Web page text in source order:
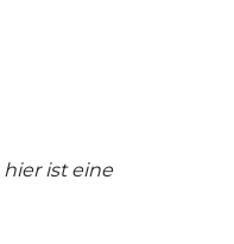
hier ist eine